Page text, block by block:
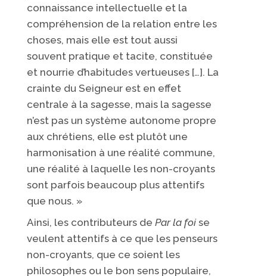
connaissance intellectuelle et la
compréhension de la relation entre les
choses, mais elle est tout aussi
souvent pratique et tacite, constituée
et nourrie d’habitudes vertueuses […]. La
crainte du Seigneur est en effet
centrale à la sagesse, mais la sagesse
n’est pas un système autonome propre
aux chrétiens, elle est plutôt une
harmonisation à une réalité commune,
une réalité à laquelle les non-croyants
sont parfois beaucoup plus attentifs
que nous. »
Ainsi, les contributeurs de Par la foi se
veulent attentifs à ce que les penseurs
non-croyants, que ce soient les
philosophes ou le bon sens populaire,